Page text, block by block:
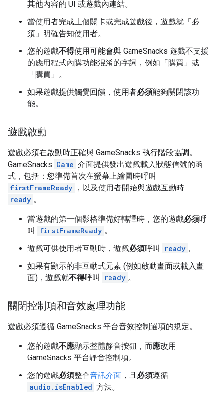
其他內容的 UI 或遊戲內連結。
當使用者完成上個關卡或完成遊戲後，遊戲就「必
須」 明確告知使用者。
您的遊戲不得使用可能會與 GameSnacks 遊戲不支援
的應用程式內購功能混淆的字詞，例如「購買」或
「購買」。
如果遊戲提供觸覺回饋，使用者必須能夠關閉該功
能。
遊戲啟動
遊戲必須在啟動時正確與 GameSnacks 執行階段協調。
GameSnacks Game 介面提供發出遊戲載入狀態信號的函
式，包括：您準備首次在螢幕上繪圖時呼叫
firstFrameReady ，以及使用者開始與遊戲互動時
ready 。
當遊戲的第一個影格準備好轉譯時，您的遊戲必須呼
叫
firstFrameReady 。
遊戲可供使用者互動時，遊戲必須呼叫 ready 。
如果有顯示的非互動式元素 (例如啟動畫面或載入畫
面)，遊戲就不得呼叫 ready 。
關閉控制項和音效處理功能
遊戲必須遵循 GameSnacks 平台音效控制選項的規定。
您的遊戲不應顯示整體靜音按鈕，而應改用
GameSnacks 平台靜音控制項。
您的遊戲必須整合音訊介面 ，且 必須遵循
audio.isEnabled 方法。